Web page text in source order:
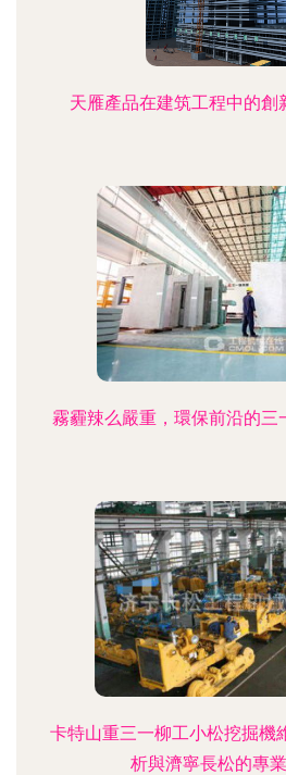
天雁產品在建筑工程中的創
霧霾辣么嚴重，環保前沿的三
卡特山重三一柳工小松挖掘機
析與濟寧長松的專